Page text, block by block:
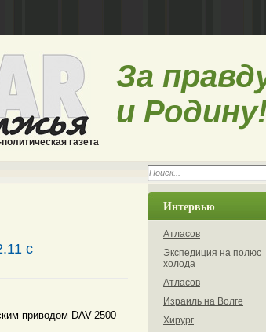
газета
За
и
с
приводом DAV-2500
Интервью
Атласов
Экспедиция на полюс
холода
Атласов
Израиль на Волге
Хирург